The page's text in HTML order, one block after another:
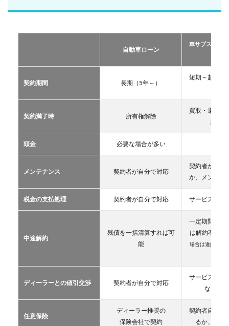
おす
サー
TOP
2.1
ブス
クリ
2.2
カー
リー
カー
ング
2.4
ー
自動車ローン
車サブスクリ
契約期間 長期（5年～）
短期～超長期
契約満了時 所有権解除
買取・乗換・
譲渡
頭金 必要な場合が多い
メンテナンス 契約者が自分で対応
契約者が自分
か、メンテン
税金の支払処理 契約者が自分で対応 サービス提供
中途解約
残債を一括清算すれば可
能
一定期間が経
は解約不可
場合は違約金や
ディーラーとの値引交渉 契約者が自分で対応
サービス提供
な条件
任意保険
ディーラー推奨の
保険会社で契約
契約者自が自
るか、契約